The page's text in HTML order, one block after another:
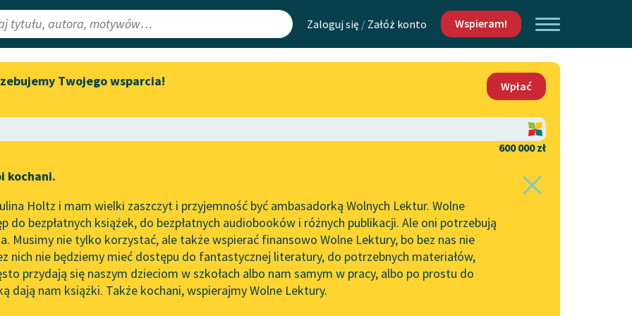
Zaloguj się / Załóż konto Wspieram!
Lektury
redakcyjne
Aktualności
„Prokurator Alicja Horn” do
literatury skandynawskiej
Spotkanie z Katarzyną Tunkiel
w Oslo
102. lata temu zmarł Joseph
Conrad
Mapa Wolnych Lektur
Leśmianator
API
OAI-PMH
Widget Wolnych Lektur
Kontakt
O projekcie
Zasady wykorzystania
Wolnych Lektur
Logotypy
Materiały promocyjne
Twojego wsparcia!
Wpłać
600 000 zł
kochani.
Holtz i mam wielki zaszczyt i przyjemność być ambasadorką Wolnych Lektur. Wolne
do bezpłatnych książek, do bezpłatnych audiobooków i różnych publikacji. Ale oni potrzebują
Musimy nie tylko korzystać, ale także wspierać finansowo Wolne Lektury, bo bez nas nie
nich nie będziemy mieć dostępu do fantastycznej literatury, do potrzebnych materiałów,
przydają się naszym dzieciom w szkołach albo nam samym w pracy, albo po prostu do
dają nam książki. Także kochani, wspierajmy Wolne Lektury.
Karel Čapek✖